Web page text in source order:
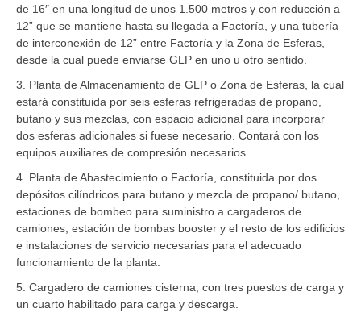
de 16″ en una longitud de unos 1.500 metros y con reducción a
12” que se mantiene hasta su llegada a Factoría, y una tubería
de interconexión de 12” entre Factoría y la Zona de Esferas,
desde la cual puede enviarse GLP en uno u otro sentido.
3. Planta de Almacenamiento de GLP o Zona de Esferas, la cual
estará constituida por seis esferas refrigeradas de propano,
butano y sus mezclas, con espacio adicional para incorporar
dos esferas adicionales si fuese necesario. Contará con los
equipos auxiliares de compresión necesarios.
4. Planta de Abastecimiento o Factoría, constituida por dos
depósitos cilíndricos para butano y mezcla de propano/ butano,
estaciones de bombeo para suministro a cargaderos de
camiones, estación de bombas booster y el resto de los edificios
e instalaciones de servicio necesarias para el adecuado
funcionamiento de la planta.
5. Cargadero de camiones cisterna, con tres puestos de carga y
un cuarto habilitado para carga y descarga.